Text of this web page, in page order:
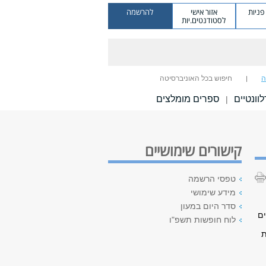
אזור אישי
לסטודנטים.יות
להרשמה
חיפוש בכל האוניברסיטה
| ספרים מומלצים
קישורים שימושיים
טפסי הרשמה
מידע שימושי
סדר היום במעון
לוח חופשות תשפ"ו